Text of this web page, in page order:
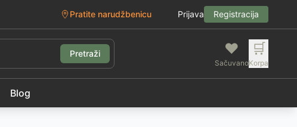
Pratite narudžbenicu Prijava Registracija
Pretraži ❤️
Sačuvano
🛒
Korpa
Blog